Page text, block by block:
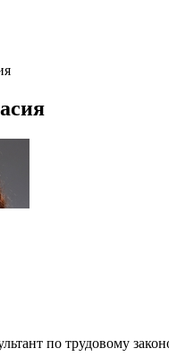
по трудовому